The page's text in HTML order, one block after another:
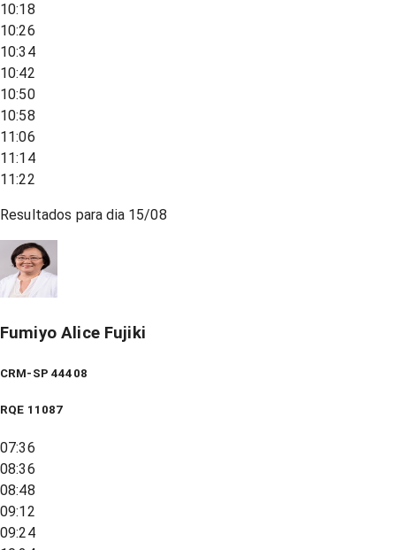
10:18
10:26
10:34
10:42
10:50
10:58
11:06
11:14
11:22
Resultados para dia 15/08
Fumiyo Alice Fujiki
CRM-SP 44408
RQE 11087
07:36
08:36
08:48
09:12
09:24